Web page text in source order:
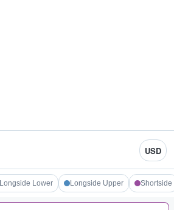
USD
Longside Lower Longside Upper Shortside